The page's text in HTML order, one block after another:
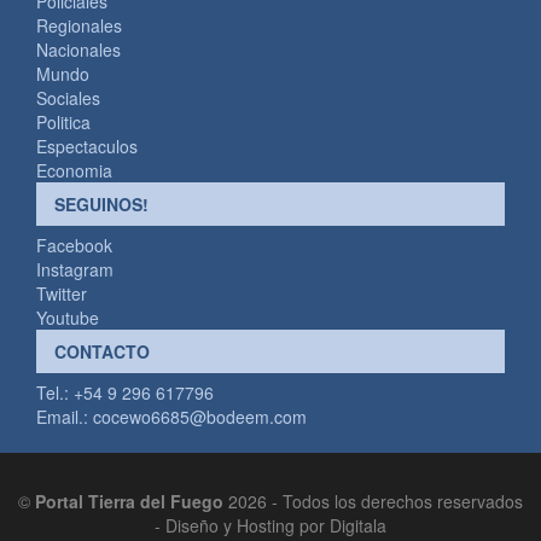
Regionales
Nacionales
Mundo
Sociales
Politica
Espectaculos
Economia
SEGUINOS!
Facebook
Instagram
Twitter
Youtube
CONTACTO
Tel.: +54 9 296 617796
Email.: cocewo6685@bodeem.com
© Portal Tierra del Fuego 2026 - Todos los derechos reservados
- Diseño y Hosting por Digitala